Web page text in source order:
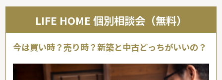
LIFE HOME 個別相談会（無料）
今は買い時？売り時？新築と中古どっちがいいの？